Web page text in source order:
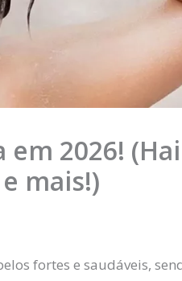
em 2026!
mais!)
fortes e saudáveis,